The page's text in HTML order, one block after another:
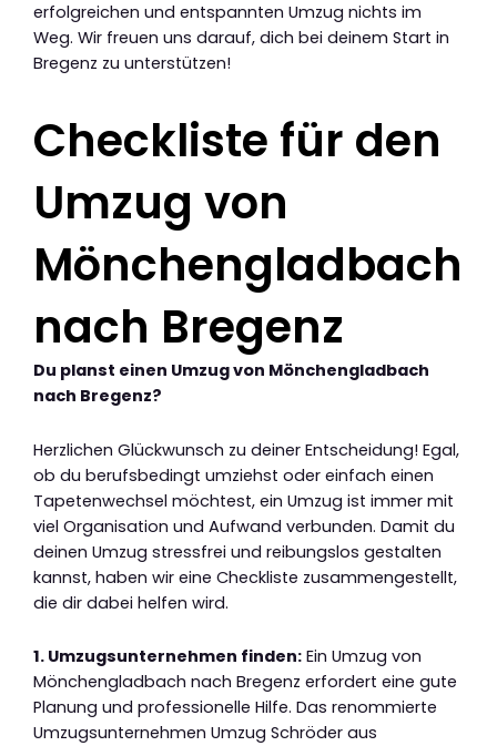
erfolgreichen und entspannten Umzug nichts im
Weg. Wir freuen uns darauf, dich bei deinem Start in
Bregenz zu unterstützen!
Checkliste für den
Umzug von
Mönchengladbach
nach Bregenz
Du planst einen Umzug von Mönchengladbach
nach Bregenz?
Herzlichen Glückwunsch zu deiner Entscheidung! Egal,
ob du berufsbedingt umziehst oder einfach einen
Tapetenwechsel möchtest, ein Umzug ist immer mit
viel Organisation und Aufwand verbunden. Damit du
deinen Umzug stressfrei und reibungslos gestalten
kannst, haben wir eine Checkliste zusammengestellt,
die dir dabei helfen wird.
1. Umzugsunternehmen finden: Ein Umzug von
Mönchengladbach nach Bregenz erfordert eine gute
Planung und professionelle Hilfe. Das renommierte
Umzugsunternehmen Umzug Schröder aus